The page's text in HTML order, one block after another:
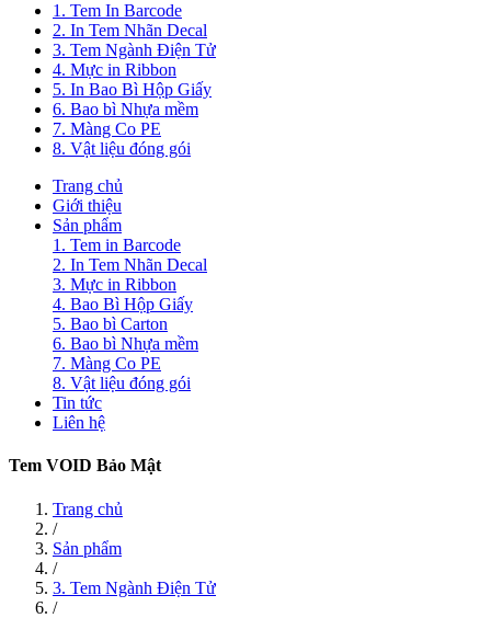
1. Tem In Barcode
2. In Tem Nhãn Decal
3. Tem Ngành Điện Tử
4. Mực in Ribbon
5. In Bao Bì Hộp Giấy
6. Bao bì Nhựa mềm
7. Màng Co PE
8. Vật liệu đóng gói
Trang chủ
Giới thiệu
Sản phẩm
1. Tem in Barcode
2. In Tem Nhãn Decal
3. Mực in Ribbon
4. Bao Bì Hộp Giấy
5. Bao bì Carton
6. Bao bì Nhựa mềm
7. Màng Co PE
8. Vật liệu đóng gói
Tin tức
Liên hệ
Tem VOID Bảo Mật
Trang chủ
/
Sản phẩm
/
3. Tem Ngành Điện Tử
/